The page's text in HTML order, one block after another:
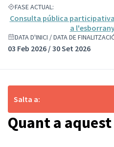
FASE ACTUAL:
Consulta pública
a
DATA D'INICI / DATA DE
03 Feb 2026 / 30 Set 2026
Quant a
Salta a: